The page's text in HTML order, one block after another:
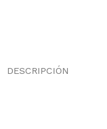
DESCRIPCIÓN